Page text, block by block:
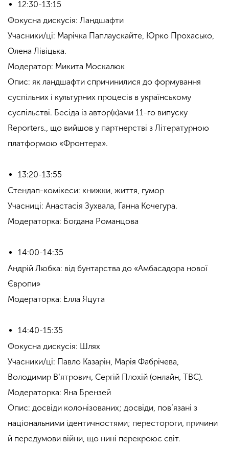
12:30-13:15
Фокусна дискусія: Ландшафти
Учасники/ці: Марічка Паплаускайте, Юрко Прохасько,
Олена Лівіцька.
Модератор: Микита Москалюк
Опис: як ландшафти спричинилися до формування
суспільних і культурних процесів в українському
суспільстві. Бесіда із автор(к)ами 11-го випуску
Reporters., що вийшов у партнерстві з Літературною
платформою «Фронтера».
13:20-13:55
Стендап-комікеси: книжки, життя, гумор
Учасниці: Анастасія Зухвала, Ганна Кочегура.
Модераторка: Богдана Романцова
14:00-14:35
Андрій Любка: від бунтарства до «Амбасадора нової
Європи»
Модераторка: Елла Яцута
14:40-15:35
Фокусна дискусія: Шлях
Учасники/ці: Павло Казарін, Марія Фабрічева,
Володимир Вʼятрович, Сергій Плохій (онлайн, TBC).
Модераторка: Яна Брензей
Опис: досвіди колонізованих; досвіди, пов’язані з
національними ідентичностями; перестороги, причини
й передумови війни, що нині перекроює світ.